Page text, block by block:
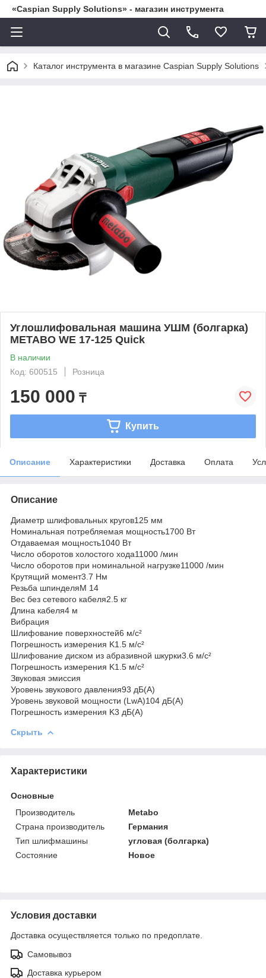
«Caspian Supply Solutions» - магазин инструмента
Каталог инструмента в магазине Caspian Supply Solutions
Углошлифовальная машина УШМ (болгарка)
METABO WE 17-125 Quick
В наличии
Код: 600515
Розница
150 000 ₸
Купить
Описание Характеристики Доставка Оплата
Описание
Диаметр шлифовальных кругов125 мм
Номинальная потребляемая мощность1700 Вт
Отдаваемая мощность1040 Вт
Число оборотов холостого хода11000 /мин
Число оборотов при номинальной нагрузке11000 /мин
Крутящий момент3.7 Нм
Резьба шпинделяM 14
Вес без сетевого кабеля2.5 кг
Длина кабеля4 м
Вибрация
Шлифование поверхностей6 м/с²
Погрешность измерения K1.5 м/с²
Шлифование диском из абразивной шкурки3.6 м/с²
Погрешность измерения K1.5 м/с²
Звуковая эмиссия
Уровень звукового давления93 дБ(А)
Уровень звуковой мощности (LwA)104 дБ(А)
Погрешность измерения K3 дБ(А)
Скрыть
Характеристики
Основные
Производитель
Metabo
Страна производитель
Германия
Тип шлифмашины
угловая (болгарка)
Состояние
Новое
Условия доставки
Доставка осуществляется только по предоплате.
Самовывоз
Доставка курьером